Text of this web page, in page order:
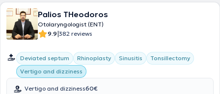
Palios THeodoros
Otolaryngologist (ENT)
9.9|382 reviews
Deviated septum Rhinoplasty Sinusitis
Tonsillectomy
Vertigo and dizziness
Vertigo and dizziness60€